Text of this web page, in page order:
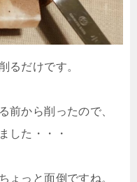
るだけです。
前から削ったので、
した・・・
ょっと面倒ですね。